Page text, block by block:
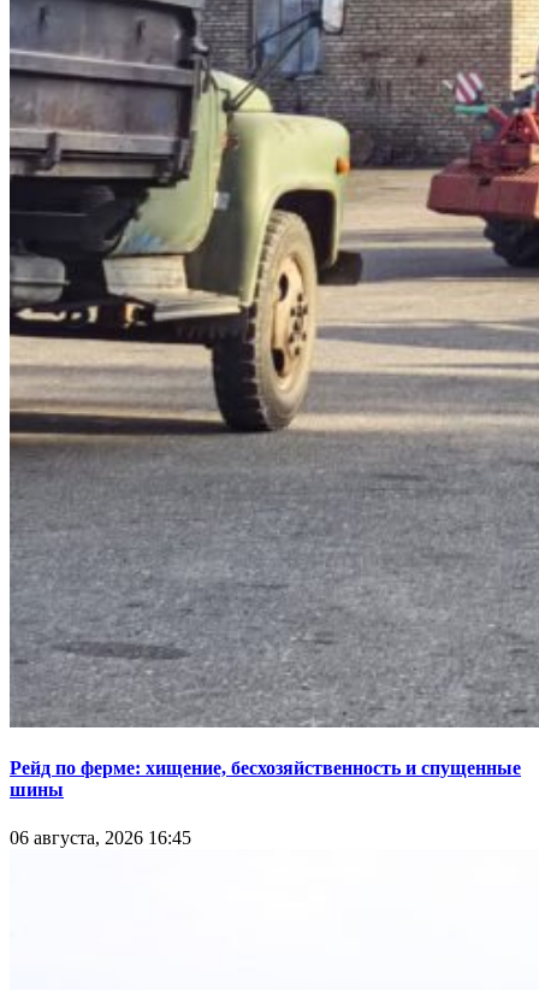
Рейд по ферме: хищение, бесхозяйственность и спущенные
шины
06 августа, 2026 16:45